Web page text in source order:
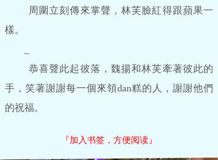
周圍立刻傳來掌聲，林芙臉紅得跟蘋果一
樣。
恭喜聲此起彼落，魏揚和林芙牽著彼此的
手，笑著謝謝每一個來領dan糕的人，謝謝他們
的祝福。
『加入书签，方便阅读』